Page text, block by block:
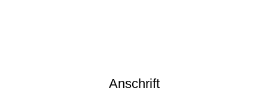
Anschrift